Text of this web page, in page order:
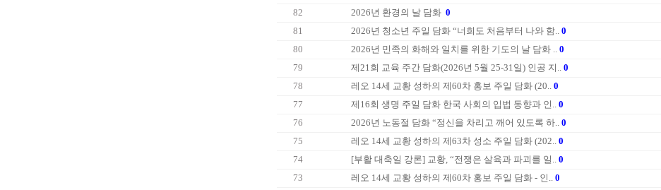
82
2026년 환경의 날 담화 0
81
2026년 청소년 주일 담화 “너희도 처음부터 나와 함.. 0
80
2026년 민족의 화해와 일치를 위한 기도의 날 담화 .. 0
79
제21회 교육 주간 담화(2026년 5월 25-31일) 인공 지.. 0
78
레오 14세 교황 성하의 제60차 홍보 주일 담화 (20.. 0
77
제16회 생명 주일 담화 한국 사회의 입법 동향과 인.. 0
76
2026년 노동절 담화 “정신을 차리고 깨어 있도록 하.. 0
75
레오 14세 교황 성하의 제63차 성소 주일 담화 (202.. 0
74
[부활 대축일 강론] 교황, “전쟁은 살육과 파괴를 일.. 0
73
레오 14세 교황 성하의 제60차 홍보 주일 담화 - 인.. 0